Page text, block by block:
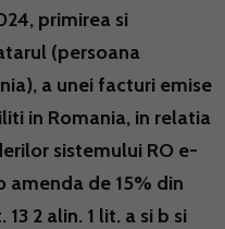
primirea si
(persoana
a unei facturi emise
in Romania, in relatia
sistemului RO e-
amenda de 15% din
2 alin. 1 lit. a si b si